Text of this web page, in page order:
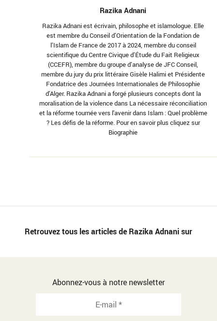
Razika Adnani
Razika Adnani est écrivain, philosophe et islamologue. Elle
est membre du Conseil d’Orientation de la Fondation de
l’Islam de France de 2017 à 2024, membre du conseil
scientifique du Centre Civique d’Étude du Fait Religieux
(CCEFR), membre du groupe d’analyse de JFC Conseil,
membre du jury du prix littéraire Gisèle Halimi et Présidente
Fondatrice des Journées Internationales de Philosophie
d’Alger. Razika Adnani a forgé plusieurs concepts dont la
moralisation de la violence dans La nécessaire réconciliation
et la réforme tournée vers l'avenir dans Islam : Quel problème
? Les défis de la réforme. Pour en savoir plus cliquez sur
Biographie
Retrouvez tous les articles de Razika Adnani sur
Abonnez-vous à notre newsletter